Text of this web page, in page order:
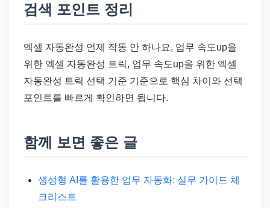
검색 포인트 정리
엑셀 자동완성 언제 작동 안 하나요, 업무 속도up을
위한 엑셀 자동완성 트릭, 업무 속도up을 위한 엑셀
자동완성 트릭 선택 기준 기준으로 핵심 차이와 선택
포인트를 빠르게 확인하면 됩니다.
함께 보면 좋은 글
생성형 AI를 활용한 업무 자동화: 실무 가이드 체
크리스트